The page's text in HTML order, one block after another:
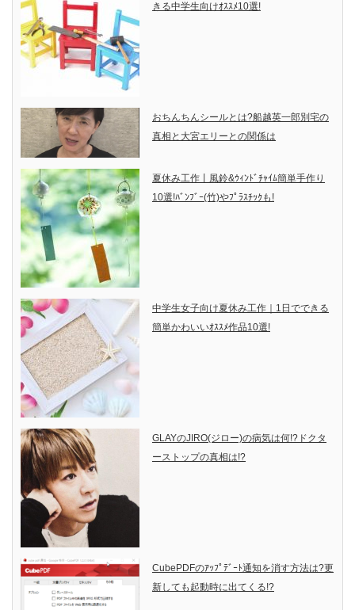
きる中学生向けｵｽｽﾒ10選!
おちんちんシールとは?船越英一郎別宅の
真相と大宮エリーとの関係は
夏休み工作丨風鈴&ｳｨﾝﾄﾞﾁｬｲﾑ簡単手作り
10選!ﾊﾞﾝﾌﾞｰ(竹)やﾌﾟﾗｽﾁｯｸも!
中学生女子向け夏休み工作｜1日でできる
簡単かわいいｵｽｽﾒ作品10選!
GLAYのJIRO(ジロー)の病気は何!?ドクタ
ーストップの真相は!?
CubePDFのｱｯﾌﾟﾃﾞｰﾄ通知を消す方法は?更
新しても起動時に出てくる!?